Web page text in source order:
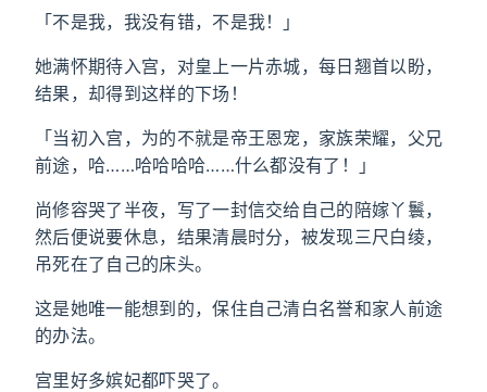
「不是我，我没有错，不是我！」
她满怀期待入宫，对皇上一片赤城，每日翘首以盼，
结果，却得到这样的下场！
「当初入宫，为的不就是帝王恩宠，家族荣耀，父兄
前途，哈……哈哈哈哈……什么都没有了！」
尚修容哭了半夜，写了一封信交给自己的陪嫁丫鬟，
然后便说要休息，结果清晨时分，被发现三尺白绫，
吊死在了自己的床头。
这是她唯一能想到的，保住自己清白名誉和家人前途
的办法。
宫里好多嫔妃都吓哭了。